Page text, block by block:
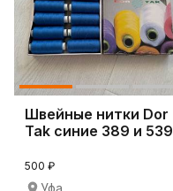
Швейные нитки Dor
Tak синие 389 и 539
500 ₽
Уфа